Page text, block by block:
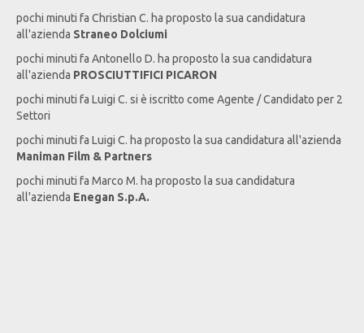
pochi minuti fa Christian C. ha proposto la sua candidatura
all'azienda Straneo Dolciumi
pochi minuti fa Antonello D. ha proposto la sua candidatura
all'azienda PROSCIUTTIFICI PICARON
pochi minuti fa Luigi C. si è iscritto come Agente / Candidato per 2
Settori
pochi minuti fa Luigi C. ha proposto la sua candidatura all'azienda
Maniman Film & Partners
pochi minuti fa Marco M. ha proposto la sua candidatura
all'azienda Enegan S.p.A.